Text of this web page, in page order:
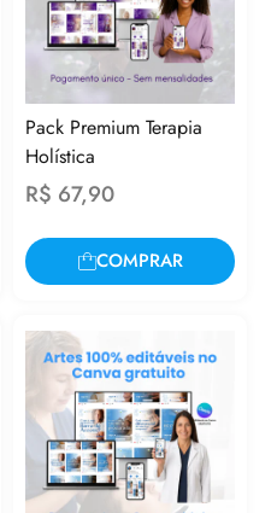
Pack Premium Terapia
Holística
R$ 67,90
COMPRAR